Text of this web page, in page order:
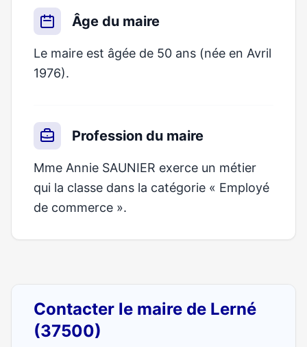
Âge du maire
Le maire est âgée de 50 ans (née en Avril
1976).
Profession du maire
Mme Annie SAUNIER exerce un métier
qui la classe dans la catégorie « Employé
de commerce ».
Contacter le maire de Lerné
(37500)